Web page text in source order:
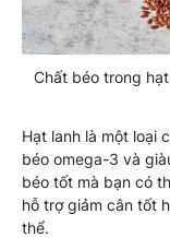
Chất béo trong
Hạt lanh là một loại
béo omega-3 và
béo tốt mà bạn có
hỗ trợ giảm cân tốt
thể.